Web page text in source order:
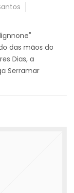
das mãos do
Dias, a
Serramar